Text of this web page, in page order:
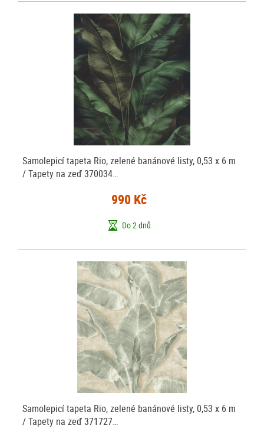
Samolepicí tapeta Rio, zelené banánové listy, 0,53 x 6 m
/ Tapety na zeď 370034…
990 Kč
Do 2 dnů
Samolepicí tapeta Rio, zelené banánové listy, 0,53 x 6 m
/ Tapety na zeď 371727…